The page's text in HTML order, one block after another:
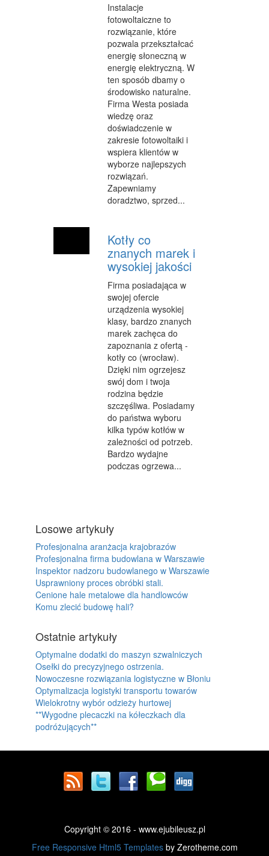
Instalacje
fotowoltaiczne to
rozwiązanie, które
pozwala przekształcać
energię słoneczną w
energię elektryczną. W
ten sposób dbamy o
środowisko naturalne.
Firma Westa posiada
wiedzę oraz
doświadczenie w
zakresie fotowoltaiki i
wspiera klientów w
wyborze najlepszych
rozwiązań.
Zapewniamy
doradztwo, sprzed...
Kotły co
znanych marek i
wysokiej jakości
Firma posiadająca w
swojej ofercie
urządzenia wysokiej
klasy, bardzo znanych
marek zachęca do
zapoznania z ofertą -
kotły co (wrocław).
Dzięki nim ogrzejesz
swój dom i twoja
rodzina będzie
szczęśliwa. Posiadamy
do państwa wyboru
kilka typów kotłów w
zależności od potrzeb.
Bardzo wydajne
podczas ogrzewa...
Losowe artykuły
Profesjonalna aranżacja krajobrazów
Profesjonalna firma budowlana w Warszawie
Inspektor nadzoru budowlanego w Warszawie
Usprawniony proces obróbki stali.
Cenione hale metalowe dla handlowców
Komu zlecić budowę hali?
Ostatnie artykuły
Optymalne dodatki do maszyn szwalniczych
Osełki do precyzyjnego ostrzenia.
Nowoczesne rozwiązania logistyczne w Błoniu
Optymalizacja logistyki transportu towarów
Wielokrotny wybór odzieży hurtowej
**Wygodne plecaczki na kółeczkach dla
podróżujących**
Copyright © 2016 - www.ejubileusz.pl
Free Responsive Html5 Templatesby Zerotheme.com